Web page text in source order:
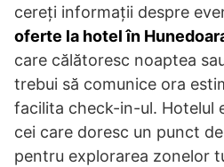
cereți informații despre
oferte la hotel în
care călătoresc noaptea
trebui să comunice ora
facilita check-in-ul. Hotelul
cei care doresc un punct
pentru explorarea zonelor